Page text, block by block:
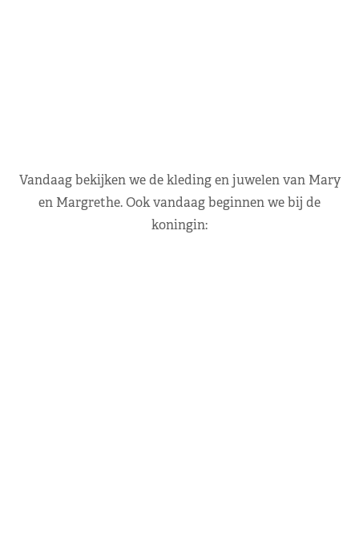
Vandaag bekijken we de kleding en juwelen van Mary
en Margrethe. Ook vandaag beginnen we bij de
koningin: